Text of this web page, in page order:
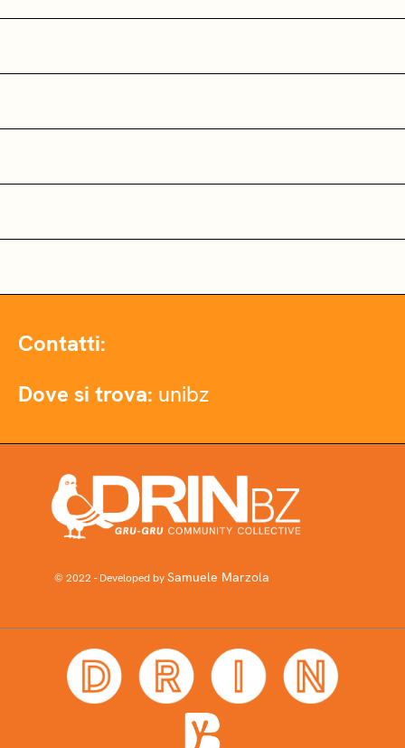
Contatti:
Dove si trova: unibz
© 2022 - Developed bySamuele Marzola